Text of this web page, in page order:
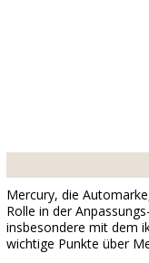
Mercury, die
Rolle in der
insbesondere mit dem
wichtige Punkte über